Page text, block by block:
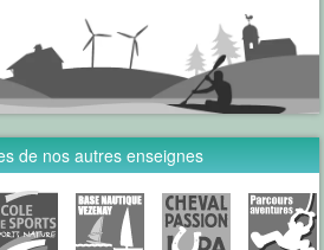
de nos autres enseignes